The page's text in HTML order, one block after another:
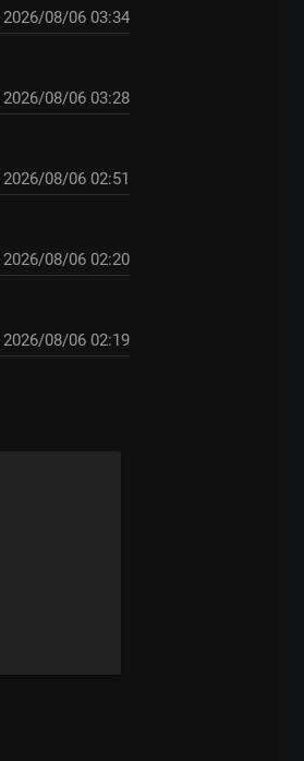
2026/08/06 03:34
2026/08/06 03:28
2026/08/06 02:51
2026/08/06 02:20
2026/08/06 02:19